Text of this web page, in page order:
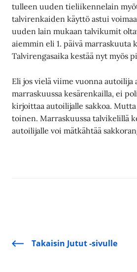
tulleen uuden tieliikennelain
talvirenkaiden käyttö astui
uuden lain mukaan talvikumit
aiemmin eli 1. päivä marraskuuta
Talvirengasaika kestää nyt myös
Eli jos vielä viime vuonna autoilija
marraskuussa kesärenkailla, ei
kirjoittaa autoilijalle sakkoa.
toinen. Marraskuussa talvikelillä
autoilijalle voi mätkähtää
Takaisin Jutut -sivulle